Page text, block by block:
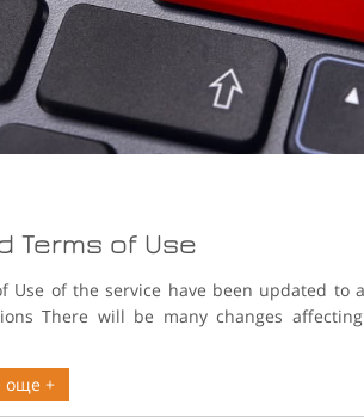
Terms of Use
Use of the service have been updated to
There will be many changes
още +